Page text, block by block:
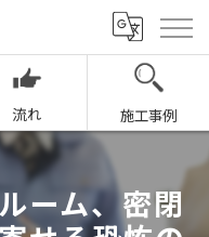
流れ 施工事例
ーム、密閉